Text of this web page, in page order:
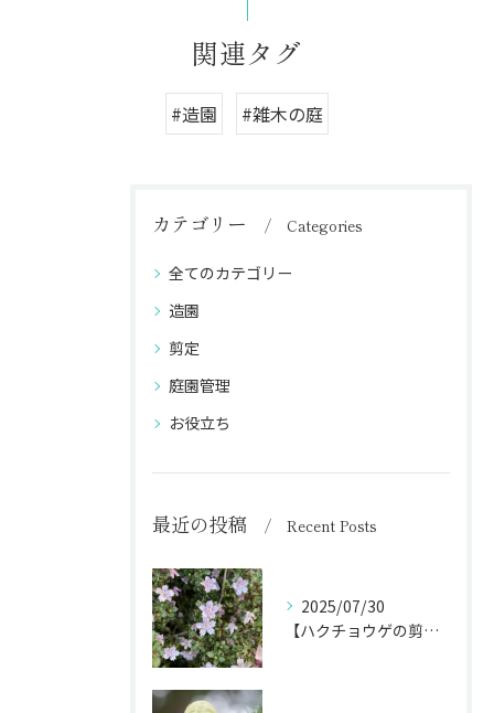
関連タグ
#造園 #雑木の庭
カテゴリー Categories
全てのカテゴリー
造園
剪定
庭園管理
お役立ち
最近の投稿 Recent Posts
2025/07/30
【ハクチョウゲの剪定】白い花を長く楽しむ剪定時期を完全ガイド